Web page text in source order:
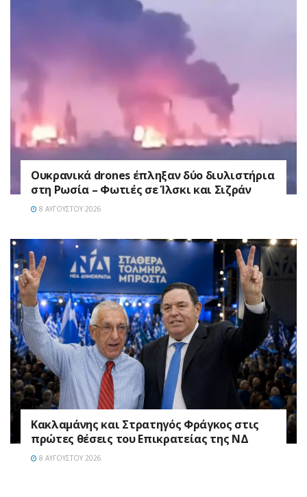
Ουκρανικά drones έπληξαν δύο διυλιστήρια
στη Ρωσία – Φωτιές σε Ίλσκι και Σιζράν
8 ΑΥΓΟΎΣΤΟΥ 2026
Κακλαμάνης και Στρατηγός Φράγκος στις
πρώτες θέσεις του Επικρατείας της ΝΔ
8 ΑΥΓΟΎΣΤΟΥ 2026